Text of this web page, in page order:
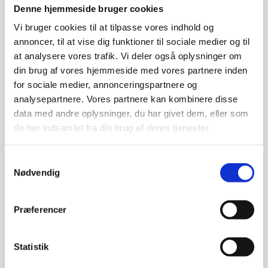
Denne hjemmeside bruger cookies
Vi bruger cookies til at tilpasse vores indhold og
annoncer, til at vise dig funktioner til sociale medier og til
at analysere vores trafik. Vi deler også oplysninger om
din brug af vores hjemmeside med vores partnere inden
for sociale medier, annonceringspartnere og
analysepartnere. Vores partnere kan kombinere disse
data med andre oplysninger, du har givet dem, eller som
de har indsamlet fra din brug af deres tjenester.
Nødvendig
Præferencer
Statistik
Tavle rens 100 ml
var:
Den
aktuelle
36,61 DKK.
SPAR 30%